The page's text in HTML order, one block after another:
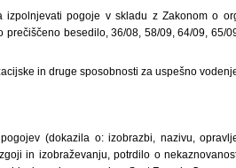
pogoje v skladu z Zakonom o
besedilo, 36/08, 58/09, 64/09, 65/
in druge sposobnosti za uspešno
(dokazila o: izobrazbi, nazivu,
in izobraževanju, potrdilo o